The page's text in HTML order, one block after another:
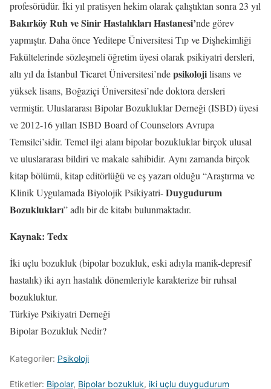
profesörüdür. İki yıl pratisyen hekim olarak çalıştıktan sonra 23 yıl
Bakırköy Ruh ve Sinir Hastalıkları Hastanesi’nde görev
yapmıştır. Daha önce Yeditepe Üniversitesi Tıp ve Dişhekimliği
Fakültelerinde sözleşmeli öğretim üyesi olarak psikiyatri dersleri,
altı yıl da İstanbul Ticaret Üniversitesi’ndepsikolojilisans ve
yüksek lisans, Boğaziçi Üniversitesi’nde doktora dersleri
vermiştir. Uluslararası Bipolar Bozukluklar Derneği (ISBD) üyesi
ve 2012-16 yılları ISBD Board of Counselors Avrupa
Temsilci’sidir. Temel ilgi alanı bipolar bozukluklar birçok ulusal
ve uluslararası bildiri ve makale sahibidir. Aynı zamanda birçok
kitap bölümü, kitap editörlüğü ve eş yazarı olduğu “Araştırma ve
Klinik Uygulamada Biyolojik Psikiyatri-Duygudurum
Bozuklukları” adlı bir de kitabı bulunmaktadır.
Kaynak: Tedx
İki uçlu bozukluk (bipolar bozukluk, eski adıyla manik-depresif
hastalık) iki ayrı hastalık dönemleriyle karakterize bir ruhsal
bozukluktur.
Türkiye Psikiyatri Derneği
Bipolar Bozukluk Nedir?
Kategoriler: Psikoloji
Etiketler: Bipolar, Bipolar bozukluk, iki uçlu duygudurum